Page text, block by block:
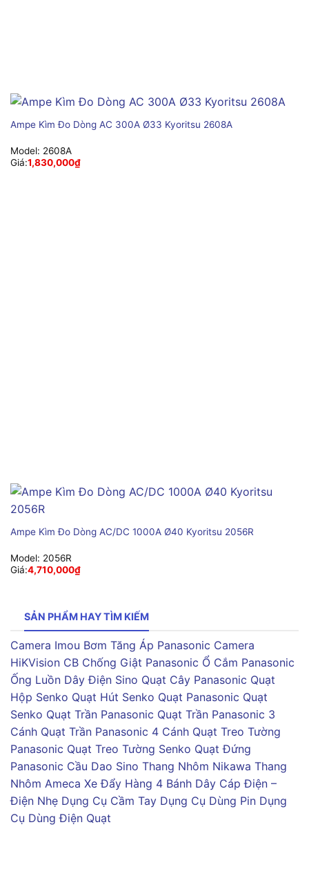
Ampe Kìm Đo Dòng AC 300A Ø33 Kyoritsu 2608A
Model: 2608A
Giá:1,830,000₫
Ampe Kìm Đo Dòng AC/DC 1000A Ø40 Kyoritsu 2056R
Model: 2056R
Giá:4,710,000₫
SẢN PHẨM HAY TÌM KIẾM
Camera Imou Bơm Tăng Áp Panasonic Camera
HiKVision CB Chống Giật Panasonic Ổ Cắm Panasonic
Ống Luồn Dây Điện Sino Quạt Cây Panasonic Quạt
Hộp Senko Quạt Hút Senko Quạt Panasonic Quạt
Senko Quạt Trần Panasonic Quạt Trần Panasonic 3
Cánh Quạt Trần Panasonic 4 Cánh Quạt Treo Tường
Panasonic Quạt Treo Tường Senko Quạt Đứng
Panasonic Cầu Dao Sino Thang Nhôm Nikawa Thang
Nhôm Ameca Xe Đẩy Hàng 4 Bánh Dây Cáp Điện –
Điện Nhẹ Dụng Cụ Cầm Tay Dụng Cụ Dùng Pin Dụng
Cụ Dùng Điện Quạt